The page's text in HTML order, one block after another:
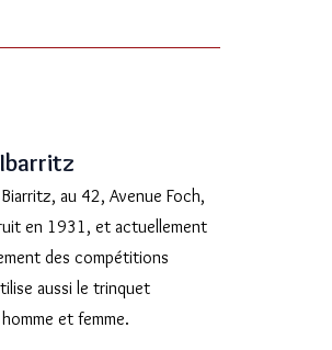
au 42, Avenue Foch,
en 1931, et actuellement
des compétitions
aussi le trinquet
et femme.